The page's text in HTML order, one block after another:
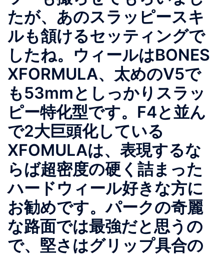
たが、あのスラッピースキ
ルも頷けるセッティングで
したね。ウィールはBONES
XFORMULA、太めのV5で
も53mmとしっかりスラッ
ピー特化型です。F4と並ん
で2大巨頭化している
XFOMULAは、表現するな
らば超密度の硬く詰まった
ハードウィール好きな方に
お勧めです。パークの奇麗
な路面では最強だと思うの
で、堅さはグリップ具合の